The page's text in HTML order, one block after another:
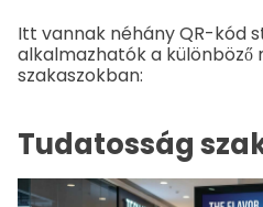
Itt vannak néhány QR-kód
alkalmazhatók a különböző
szakaszokban:
Tudatosság